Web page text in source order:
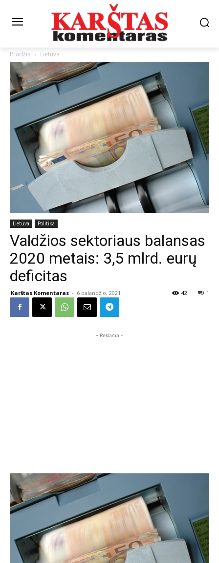
Pradžia Lietuva
Lietuva Politika
Valdžios sektoriaus balansas
2020 metais: 3,5 mlrd. eurų
deficitas
Karštas Komentaras - 6 balandžio, 2021 1
42
- Reklama -